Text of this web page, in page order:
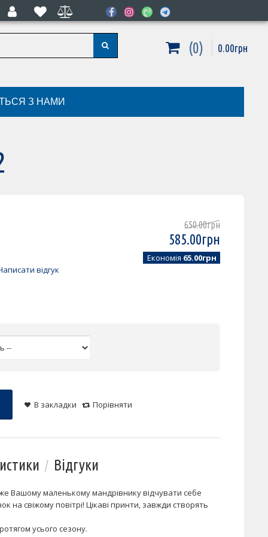
0 0.00грн
З НАМИ
650.00грн
585.00грн
Економія 65.00грн
відгук
В закладки Порівняти
Відгуки
Вашому маленькому мандрівнику відчувати себе
на свіжому повітрі! Цікаві принти, завжди створять
усього сезону.